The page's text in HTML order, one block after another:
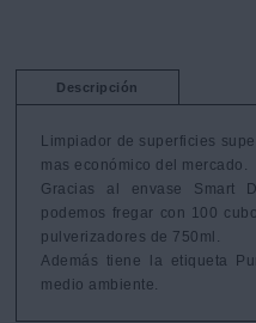
Descripción
Limpiador de superficies
mas económico del mercado.
Gracias al envase Smart
podemos fregar con 100
pulverizadores de 750ml.
Además tiene la etiqueta
medio ambiente.